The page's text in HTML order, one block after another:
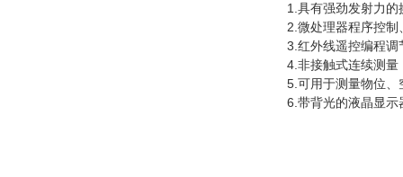
1.具有强劲发射力
2.微处理器程序控
3.红外线遥控编程
4.非接触式连续测量
5.可用于测量物位
6.带背光的液晶显